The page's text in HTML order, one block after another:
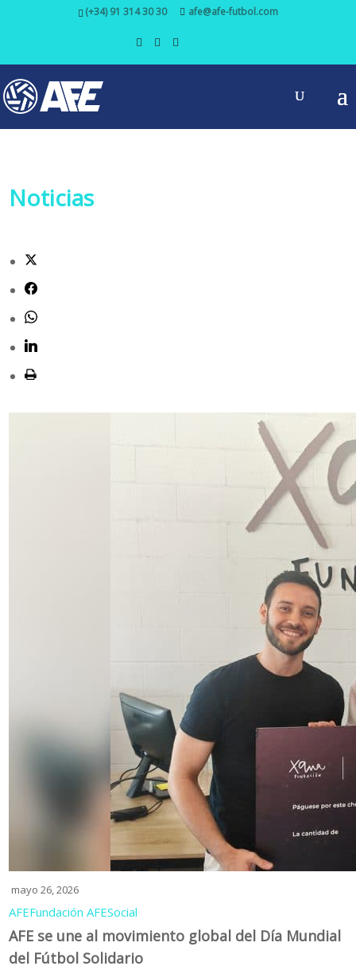
(+34) 91 314 30 30 afe@afe-futbol.com
Noticias
mayo 26, 2026
AFEFundación AFESocial
AFE se une al movimiento global del Día Mundial
del Fútbol Solidario